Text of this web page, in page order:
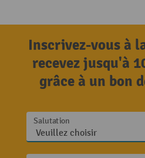
Inscrivez-vous à
recevez jusqu'à
grâce à un bon
Salutation